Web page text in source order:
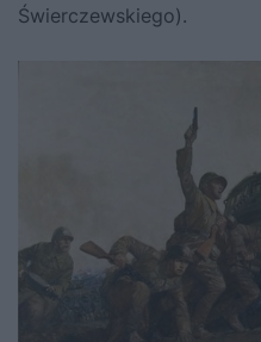
Świerczewskiego).